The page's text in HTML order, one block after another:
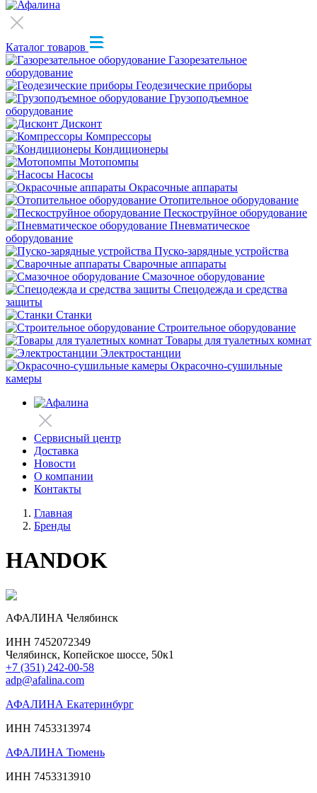
Каталог товаров
Газорезательное
оборудование
Геодезические приборы
Грузоподъемное
оборудование
Дисконт
Компрессоры
Кондиционеры
Мотопомпы
Насосы
Окрасочные аппараты
Отопительное оборудование
Пескоструйное оборудование
Пневматическое
оборудование
Пуско-зарядные устройства
Сварочные аппараты
Смазочное оборудование
Спецодежда и средства
защиты
Станки
Строительное оборудование
Товары для туалетных комнат
Электростанции
Окрасочно-сушильные
камеры
Сервисный центр
Доставка
Новости
О компании
Контакты
Главная
Бренды
HANDOK
АФАЛИНА Челябинск
ИНН 7452072349
Челябинск, Копейское шоссе, 50к1
+7 (351) 242-00-58
adp@afalina.com
АФАЛИНА Екатеринбург
ИНН 7453313974
АФАЛИНА Тюмень
ИНН 7453313910